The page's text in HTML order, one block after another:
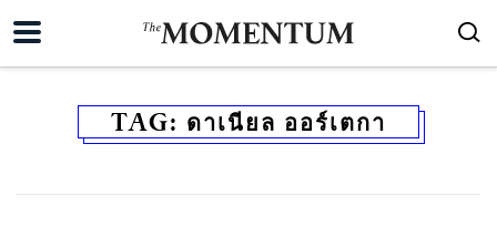
TAG: ดาเนียล ออร์เตกา